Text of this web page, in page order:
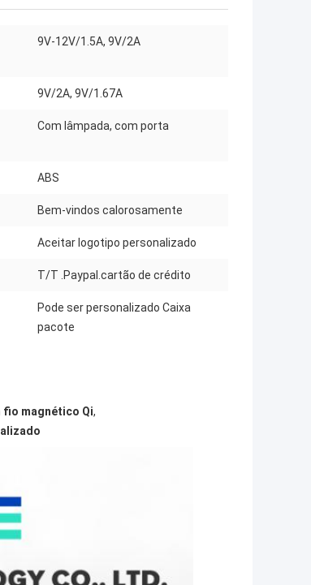
9V-12V/1.5A, 9V/2A
9V/2A, 9V/1.67A
Com lâmpada, com porta
ABS
Bem-vindos calorosamente
Aceitar logotipo personalizado
T/T .Paypal.cartão de crédito
Pode ser personalizado Caixa
pacote
fio magnético Qi,